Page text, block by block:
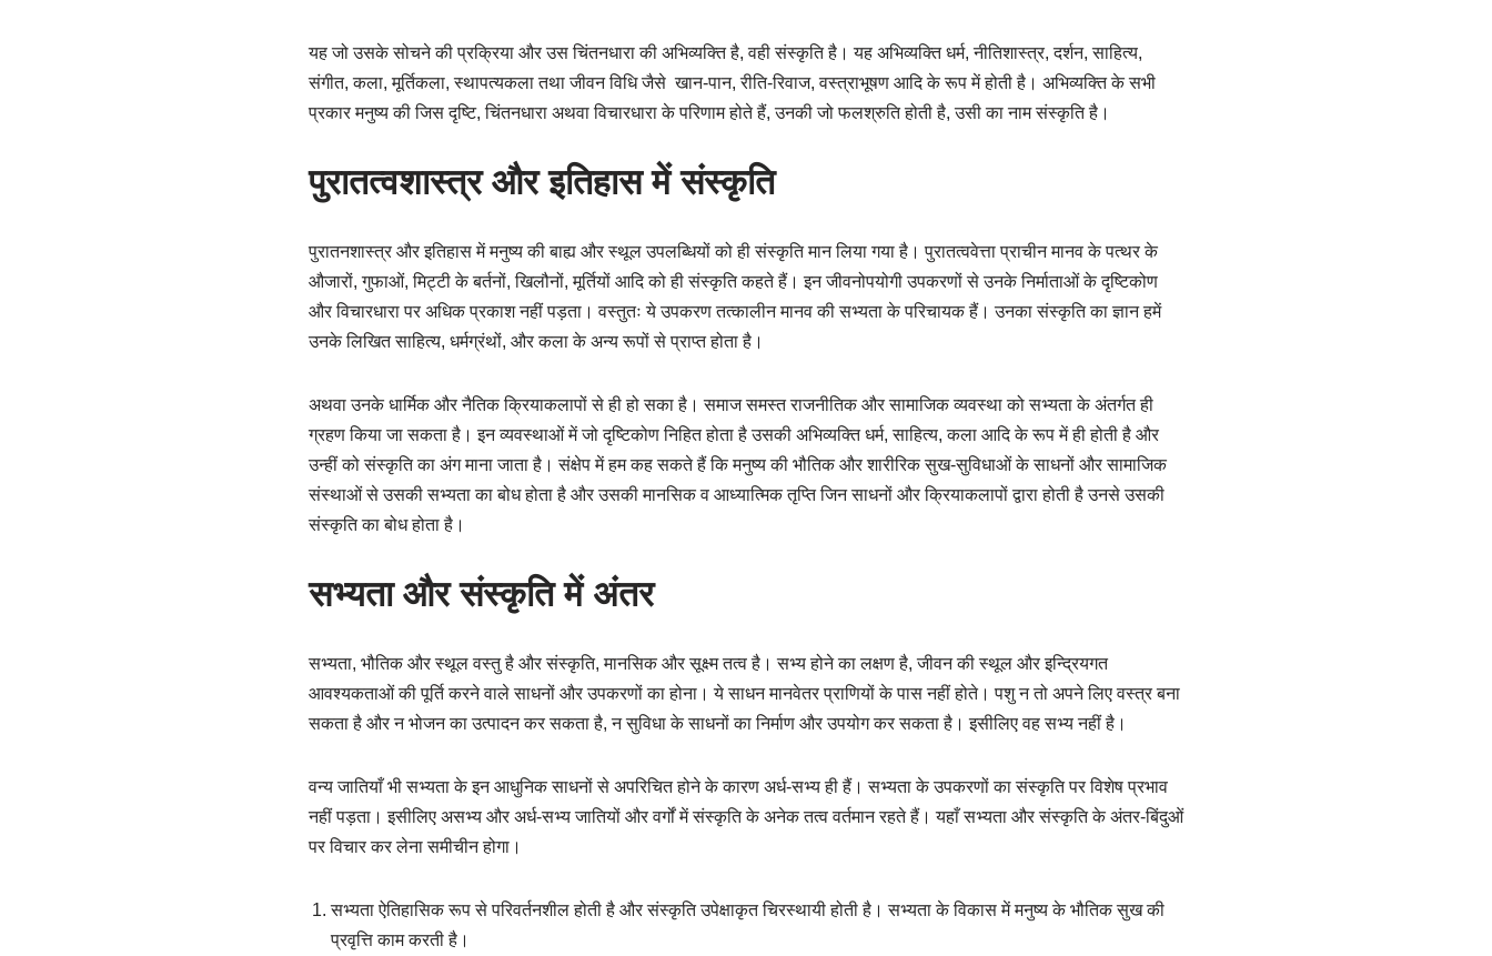
यह जो उसके सोचने की प्रक्रिया और उस चिंतनधारा की अभिव्यक्ति है, वही संस्कृति है। यह अभिव्यक्ति धर्म, नीतिशास्त्र, दर्शन, साहित्य,
संगीत, कला, मूर्तिकला, स्थापत्यकला तथा जीवन विधि जैसे खान-पान, रीति-रिवाज, वस्त्राभूषण आदि के रूप में होती है। अभिव्यक्ति के सभी
प्रकार मनुष्य की जिस दृष्टि, चिंतनधारा अथवा विचारधारा के परिणाम होते हैं, उनकी जो फलश्रुति होती है, उसी का नाम संस्कृति है।
पुरातत्वशास्त्र और इतिहास में संस्कृति
पुरातनशास्त्र और इतिहास में मनुष्य की बाह्य और स्थूल उपलब्धियों को ही संस्कृति मान लिया गया है। पुरातत्ववेत्ता प्राचीन मानव के पत्थर के
औजारों, गुफाओं, मिट्टी के बर्तनों, खिलौनों, मूर्तियों आदि को ही संस्कृति कहते हैं। इन जीवनोपयोगी उपकरणों से उनके निर्माताओं के दृष्टिकोण
और विचारधारा पर अधिक प्रकाश नहीं पड़ता। वस्तुतः ये उपकरण तत्कालीन मानव की सभ्यता के परिचायक हैं। उनका संस्कृति का ज्ञान हमें
उनके लिखित साहित्य, धर्मग्रंथों, और कला के अन्य रूपों से प्राप्त होता है।
अथवा उनके धार्मिक और नैतिक क्रियाकलापों से ही हो सका है। समाज समस्त राजनीतिक और सामाजिक व्यवस्था को सभ्यता के अंतर्गत ही
ग्रहण किया जा सकता है। इन व्यवस्थाओं में जो दृष्टिकोण निहित होता है उसकी अभिव्यक्ति धर्म, साहित्य, कला आदि के रूप में ही होती है और
उन्हीं को संस्कृति का अंग माना जाता है। संक्षेप में हम कह सकते हैं कि मनुष्य की भौतिक और शारीरिक सुख-सुविधाओं के साधनों और सामाजिक
संस्थाओं से उसकी सभ्यता का बोध होता है और उसकी मानसिक व आध्यात्मिक तृप्ति जिन साधनों और क्रियाकलापों द्वारा होती है उनसे उसकी
संस्कृति का बोध होता है।
सभ्यता और संस्कृति में अंतर
सभ्यता, भौतिक और स्थूल वस्तु है और संस्कृति, मानसिक और सूक्ष्म तत्व है। सभ्य होने का लक्षण है, जीवन की स्थूल और इन्द्रियगत
आवश्यकताओं की पूर्ति करने वाले साधनों और उपकरणों का होना। ये साधन मानवेतर प्राणियों के पास नहीं होते। पशु न तो अपने लिए वस्त्र बना
सकता है और न भोजन का उत्पादन कर सकता है, न सुविधा के साधनों का निर्माण और उपयोग कर सकता है। इसीलिए वह सभ्य नहीं है।
वन्य जातियाँ भी सभ्यता के इन आधुनिक साधनों से अपरिचित होने के कारण अर्ध-सभ्य ही हैं। सभ्यता के उपकरणों का संस्कृति पर विशेष प्रभाव
नहीं पड़ता। इसीलिए असभ्य और अर्ध-सभ्य जातियों और वर्गों में संस्कृति के अनेक तत्व वर्तमान रहते हैं। यहाँ सभ्यता और संस्कृति के अंतर-बिंदुओं
पर विचार कर लेना समीचीन होगा।
सभ्यता ऐतिहासिक रूप से परिवर्तनशील होती है और संस्कृति उपेक्षाकृत चिरस्थायी होती है। सभ्यता के विकास में मनुष्य के भौतिक सुख की
प्रवृत्ति काम करती है।